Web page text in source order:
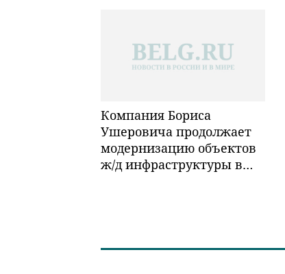
Компания Бориса
Ушеровича продолжает
модернизацию объектов
ж/д инфраструктуры в